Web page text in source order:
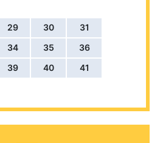
29 30
31
34 35
36
39 40 41